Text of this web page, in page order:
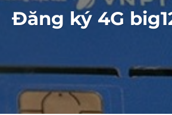
Đăng ký 4G